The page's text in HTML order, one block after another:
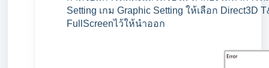
Setting เกม Graphic Setting ให้เลือก
FullScreenไว้ให้นำออก